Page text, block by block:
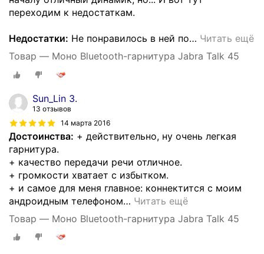
переходим к недостаткам.
Недостатки: Не понравилось в ней по… Читать ещё
Товар — Моно Bluetooth-гарнитура Jabra Talk 45
Sun_Lin З.
13 отзывов
14 марта 2016
Достоинства: + действительно, ну очень легкая
гарнитура.
+ качество передачи речи отличное.
+ громкости хватает с избытком.
+ и самое для меня главное: коннектится с моим
андроидным телефоном… Читать ещё
Товар — Моно Bluetooth-гарнитура Jabra Talk 45